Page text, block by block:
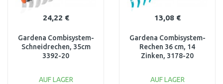
24,22 €
Gardena Combisystem-
Schneidrechen, 35cm
3392-20
AUF LAGER
13,08 €
Gardena Combisystem-
Rechen 36 cm, 14
Zinken, 3178-20
AUF LAGER